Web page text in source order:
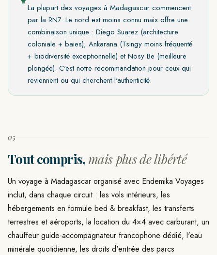
La plupart des voyages à Madagascar commencent
par la RN7. Le nord est moins connu mais offre une
combinaison unique : Diego Suarez (architecture
coloniale + baies), Ankarana (Tsingy moins fréquenté
+ biodiversité exceptionnelle) et Nosy Be (meilleure
plongée). C'est notre recommandation pour ceux qui
reviennent ou qui cherchent l'authenticité.
05
Tout compris, mais plus de libérté
Un voyage à Madagascar organisé avec Endemika Voyages
inclut, dans chaque circuit : les vols intérieurs, les
hébergements en formule bed & breakfast, les transferts
terrestres et aéroports, la location du 4×4 avec carburant, un
chauffeur guide-accompagnateur francophone dédié, l'eau
minérale quotidienne, les droits d'entrée des parcs